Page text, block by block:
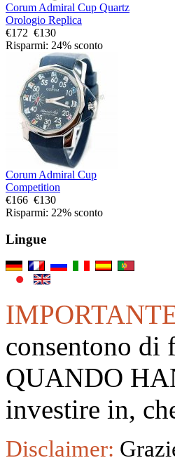
Corum Admiral Cup Quartz
Orologio Replica
€172 €130
Risparmi: 24% sconto
Corum Admiral Cup
Competition
€166 €130
Risparmi: 22% sconto
Lingue
consentono di
QUANDO
investire in,
Disclaimer: